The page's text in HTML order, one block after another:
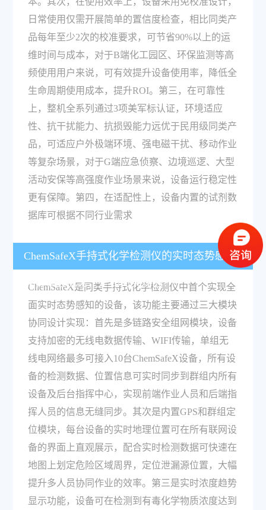
日常使用仅需开展简单的置信度检查，相比同类产
品每年至少2次的校准要求，可节省90%以上的运
维时间与成本，对于B端化工园区、环保监测等高
频使用用户来说，可有效提升设备使用率，降低全
生命周期使用成本，提升ROI。第三，在可靠性
上，整机全系列通过3项美军标认证，环境适应
性、抗干扰能力、抗损毁能力远优于民用级同类产
品，可适应户外极端环境、强电磁干扰、移动作业
等复杂场景，对于G端应急侦察、边境巡逻、大型
活动安保等高强度作业场景来说，设备运行稳定性
更有保障。第四，在适配性上，设备内置的试剂数
据库可根据不同行业需求
ChemSafeX手持式化学检测仪的实时态势感知功
能有哪些优势，是如何实现的？
ChemSafeX是同类手持式化学检测仪中首个实现全
面实时态势感知的设备，该功能主要通过三大模块
协同设计实现：首先是多链路安全组网模块，设备
支持加密的无线电数据传输、WIFI传输，单组无
线电网络最多可接入10台ChemSafeX设备，所有设
备的检测数据、位置信息可实时同步到群组内所有
设备及后台指挥中心，实现前端作业人员和后端指
挥人员的信息无缝同步。其次是内置GPS和群组定
位模块，每台设备的实时地理位置可在所有联网设
备的界面上直观展示，配合实时检测数据可快速在
地图上划定危险区域周界，定位泄漏源位置，大幅
提升多人员协同作业的效率。第三是实时浓度趋势
显示功能，设备可在检测到有毒化学物质浓度达到